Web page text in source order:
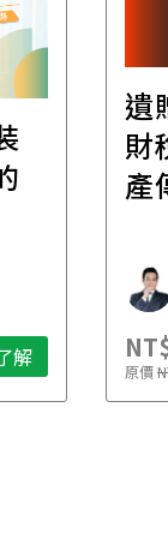
解
遺
財
產
原價